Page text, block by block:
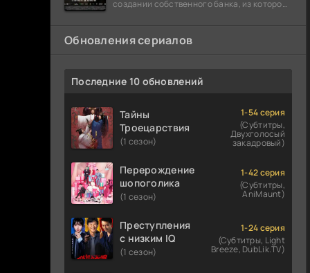
создании собственного банка, из которого
долларов. Однако,
Обновления сериалов
Последние 10 обновлений
Тайны
Троецарствия
(1 сезон)
1-54 серия
(Субтитры,
Двухголосый
закадровый)
Перерождение
шопоголика
(1 сезон)
1-42 серия
(Субтитры,
AniMaunt)
Преступления
с низким IQ
(1 сезон)
1-24 серия
(Субтитры, Light
Breeze, DubLik.TV)